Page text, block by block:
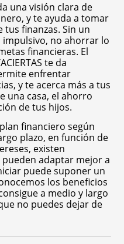
una visión clara de
y te ayuda a tomar
finanzas. Sin un
impulsivo, no ahorrar lo
financieras. El
te da
enfrentar
y te acerca más a tus
una casa, el ahorro
de tus hijos.
plan financiero según
plazo, en función de
existen
adaptar mejor a
puede suponer un
los beneficios
a medio y largo
no puedes dejar de